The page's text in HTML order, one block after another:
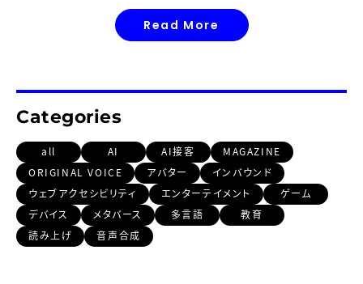
Read More
Categories
all AI AI接客
MAGAZINE
ORIGINAL VOICE
アバター
インバウンド
ウェブアクセシビリティ
エンターテイメント
ゲーム
デバイス
メタバース 多言語
教育
読み上げ
音声合成